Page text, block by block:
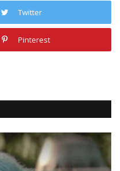
Twitter
Pinterest